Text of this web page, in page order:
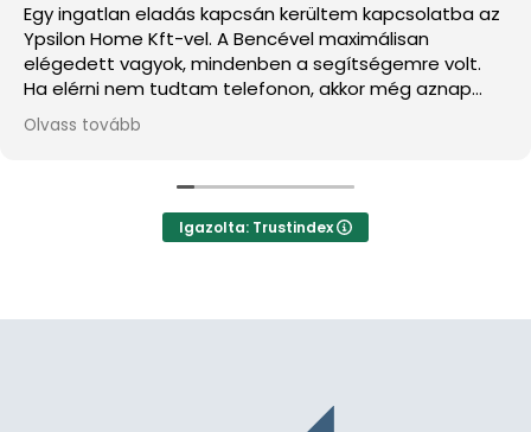
Egy ingatlan eladás kapcsán kerültem kapcsolatba az
Ypsilon Home Kft-vel. A Bencével maximálisan
elégedett vagyok, mindenben a segítségemre volt.
Ha elérni nem tudtam telefonon, akkor még aznap
kaptam Tőle egy visszahívást. Gyors, precíz
hozzáállást tanúsított ahhoz, hogy az ingatlanomat
értékesíteni tudjam. Ezúton is köszönöm az
együttműködést.
Olvass tovább
Igazolta: Trustindex